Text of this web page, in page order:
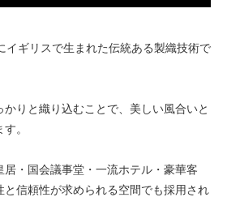
イギリスで生まれた伝統ある製織技術で
りと織り込むことで、美しい風合いと
。
・国会議事堂・一流ホテル・豪華客
信頼性が求められる空間でも採用され